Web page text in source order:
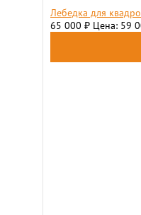
Лебедка для
65 000 ₽ Цена: 59